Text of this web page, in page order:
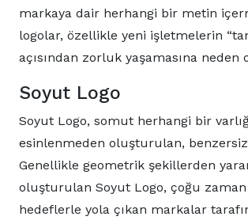
markaya dair herhangi bir metin
logolar, özellikle yeni işletmelerin
açısından zorluk yaşamasına neden
Soyut Logo
Soyut Logo, somut herhangi bir
esinlenmeden oluşturulan, benzersiz
Genellikle geometrik şekillerden
oluşturulan Soyut Logo, çoğu
hedeflerle yola çıkan markalar